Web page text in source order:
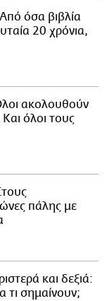
όσα βιβλία
20 χρόνια,
ακολουθούν
όλοι τους
πάλης με
και δεξιά:
τι σημαίνουν;